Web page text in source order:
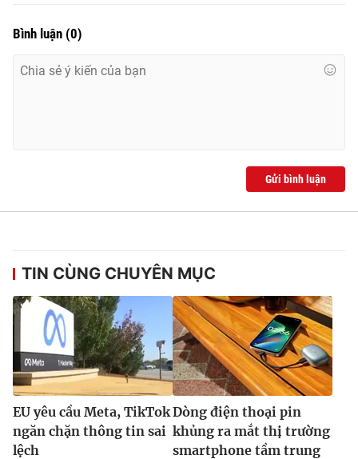
Bình luận (0)
Gửi bình luận
TIN CÙNG CHUYÊN MỤC
EU yêu cầu Meta, TikTok
ngăn chặn thông tin sai
lệch
Dòng điện thoại pin
khủng ra mắt thị trường
smartphone tầm trung